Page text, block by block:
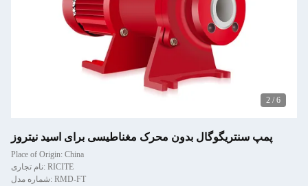
2 / 6
پمپ سنتریگوگال بدون محرک مغناطیسی برای اسید نیتروز
Place of Origin: China
نام تجاری: RICITE
شماره مدل: RMD-FT